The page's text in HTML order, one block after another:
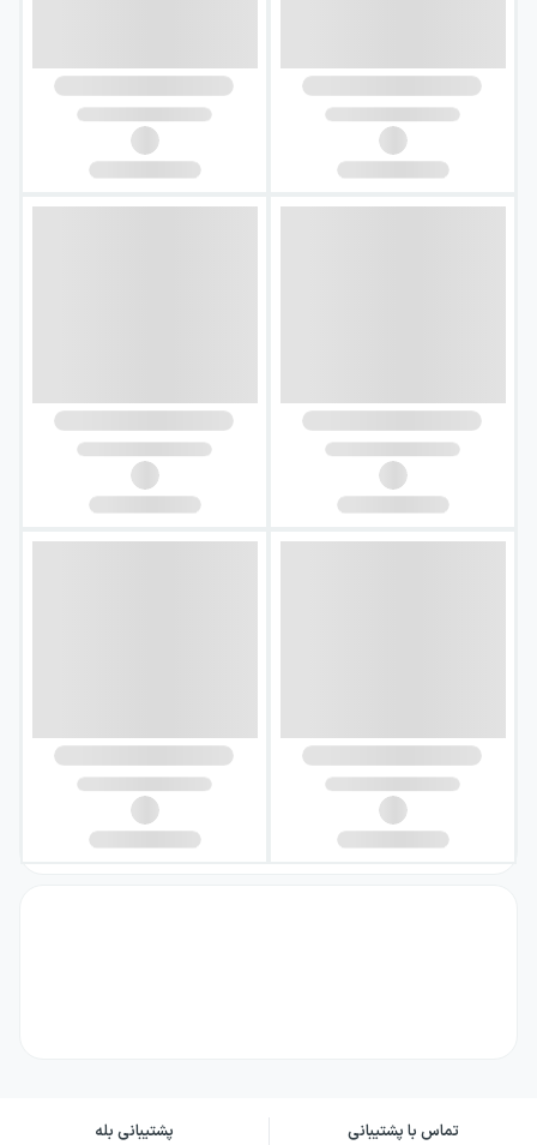
تماس با پشتیبانی پشتیبانی بله